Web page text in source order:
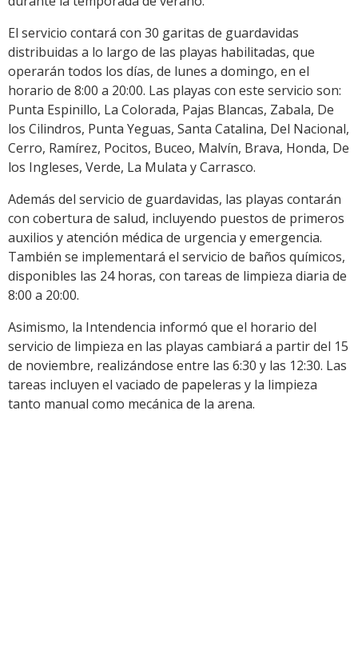
El servicio contará con 30 garitas de guardavidas
distribuidas a lo largo de las playas habilitadas, que
operarán todos los días, de lunes a domingo, en el
horario de 8:00 a 20:00. Las playas con este servicio son:
Punta Espinillo, La Colorada, Pajas Blancas, Zabala, De
los Cilindros, Punta Yeguas, Santa Catalina, Del Nacional,
Cerro, Ramírez, Pocitos, Buceo, Malvín, Brava, Honda, De
los Ingleses, Verde, La Mulata y Carrasco.
Además del servicio de guardavidas, las playas contarán
con cobertura de salud, incluyendo puestos de primeros
auxilios y atención médica de urgencia y emergencia.
También se implementará el servicio de baños químicos,
disponibles las 24 horas, con tareas de limpieza diaria de
8:00 a 20:00.
Asimismo, la Intendencia informó que el horario del
servicio de limpieza en las playas cambiará a partir del 15
de noviembre, realizándose entre las 6:30 y las 12:30. Las
tareas incluyen el vaciado de papeleras y la limpieza
tanto manual como mecánica de la arena.